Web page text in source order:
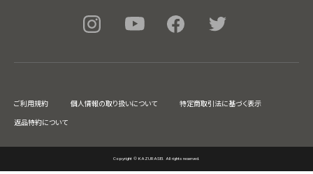
ご利用規約 個人情報の取り扱いについて
特定商取引法に基づく表示
返品特約について
Copyright © KAZURASEI. All rights reserved.